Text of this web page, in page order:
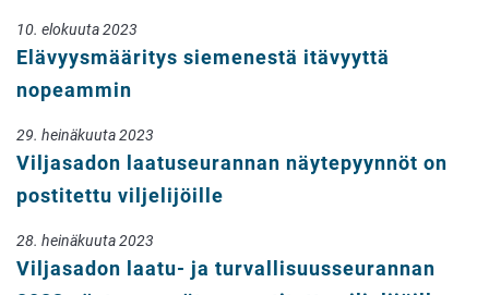
10. elokuuta 2023
Elävyysmääritys siemenestä itävyyttä
nopeammin
29. heinäkuuta 2023
Viljasadon laatuseurannan näytepyynnöt on
postitettu viljelijöille
28. heinäkuuta 2023
Viljasadon laatu- ja turvallisuusseurannan